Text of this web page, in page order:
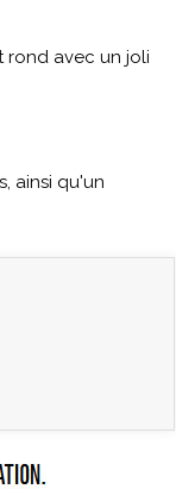
rond avec un joli
ainsi qu'un